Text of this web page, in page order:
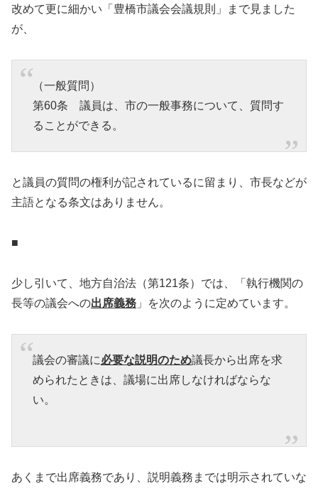
改めて更に細かい「豊橋市議会会議規則」まで見ました
が、
（一般質問）
第60条 議員は、市の一般事務について、質問す
ることができる。
と議員の質問の権利が記されているに留まり、市長などが
主語となる条文はありません。
■
少し引いて、地方自治法（第121条）では、「執行機関の
長等の議会への出席義務 」を次のように定めています。
議会の審議に必要な説明のため議長から出席を求
められたときは、議場に出席しなければならな
い。
あくまで出席義務であり、説明義務までは明示されていな